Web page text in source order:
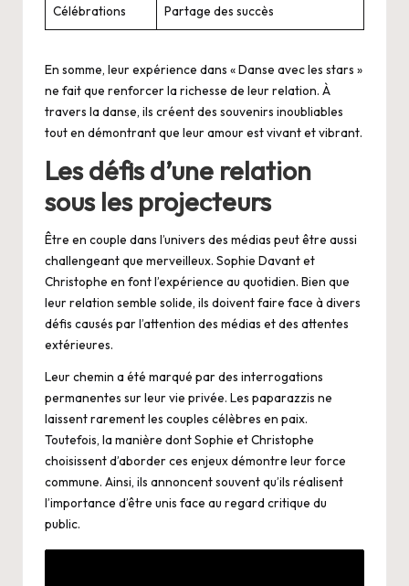
Célébrations Partage des succès
En somme, leur expérience dans « Danse avec les stars »
ne fait que renforcer la richesse de leur relation. À
travers la danse, ils créent des souvenirs inoubliables
tout en démontrant que leur amour est vivant et vibrant.
Les défis d’une relation
sous les projecteurs
Être en couple dans l’univers des médias peut être aussi
challengeant que merveilleux. Sophie Davant et
Christophe en font l’expérience au quotidien. Bien que
leur relation semble solide, ils doivent faire face à divers
défis causés par l’attention des médias et des attentes
extérieures.
Leur chemin a été marqué par des interrogations
permanentes sur leur vie privée. Les paparazzis ne
laissent rarement les couples célèbres en paix.
Toutefois, la manière dont Sophie et Christophe
choisissent d’aborder ces enjeux démontre leur force
commune. Ainsi, ils annoncent souvent qu’ils réalisent
l’importance d’être unis face au regard critique du
public.